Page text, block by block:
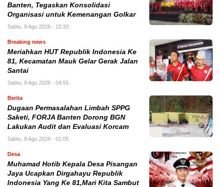
Banten, Tegaskan Konsolidasi
Organisasi untuk Kemenangan Golkar
Sabtu, 8 Agu 2026 - 10:33
Breaking news
Meriahkan HUT Republik Indonesia Ke
81, Kecamatan Mauk Gelar Gerak Jalan
Santai
Sabtu, 8 Agu 2026 - 04:55
Berita
Dugaan Permasalahan Limbah SPPG
Saketi, FORJA Banten Dorong BGN
Lakukan Audit dan Evaluasi Korcam
Sabtu, 8 Agu 2026 - 01:05
Desa
Muhamad Hotib Kepala Desa Pisangan
Jaya Ucapkan Dirgahayu Republik
Indonesia Yang Ke 81,Mari Kita Sambut